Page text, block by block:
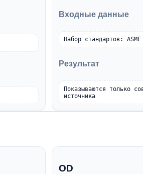
Входные данные
Набор стандартов:
Результат
Показываются только
источника
OD